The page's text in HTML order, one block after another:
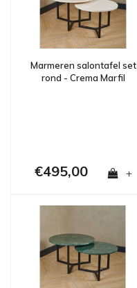
Marmeren salontafel set
rond - Crema Marfil
€495,00 +